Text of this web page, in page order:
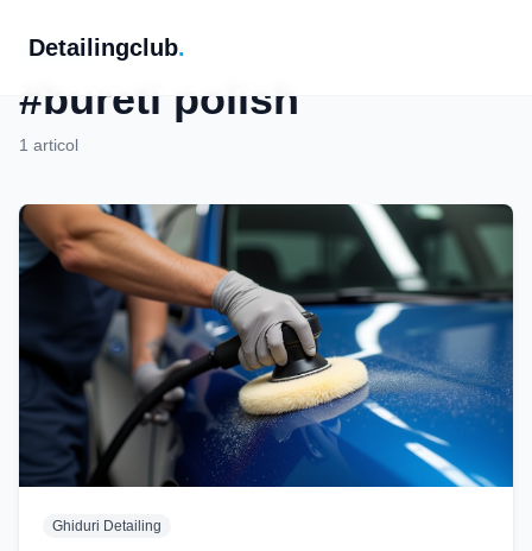
Detailingclub.
Etichetă
#bureti polish
1 articol
Ghiduri Detailing